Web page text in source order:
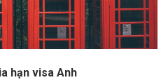
hạn visa Anh